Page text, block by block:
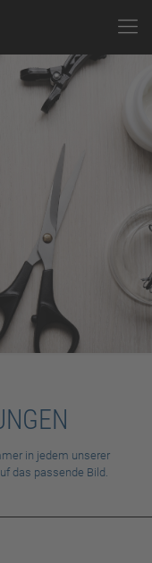
in jedem unserer
das passende Bild.